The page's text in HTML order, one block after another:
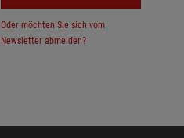
Oder möchten Sie sich vom
Newsletter abmelden?